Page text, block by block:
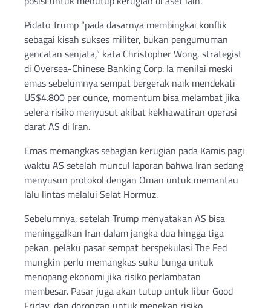
Pidato Trump “pada dasarnya membingkai konflik
sebagai kisah sukses militer, bukan pengumuman
gencatan senjata,” kata Christopher Wong, strategist
di Oversea-Chinese Banking Corp. Ia menilai meski
emas sebelumnya sempat bergerak naik mendekati
US$4.800 per ounce, momentum bisa melambat jika
selera risiko menyusut akibat kekhawatiran operasi
darat AS di Iran.
Emas memangkas sebagian kerugian pada Kamis pagi
waktu AS setelah muncul laporan bahwa Iran sedang
menyusun protokol dengan Oman untuk memantau
lalu lintas melalui Selat Hormuz.
Sebelumnya, setelah Trump menyatakan AS bisa
meninggalkan Iran dalam jangka dua hingga tiga
pekan, pelaku pasar sempat berspekulasi The Fed
mungkin perlu memangkas suku bunga untuk
menopang ekonomi jika risiko perlambatan
membesar. Pasar juga akan tutup untuk libur Good